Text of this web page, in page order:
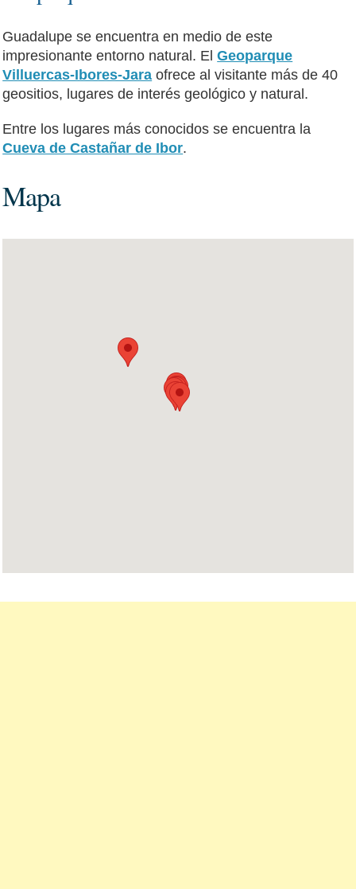
Guadalupe se encuentra en medio de este
impresionante entorno natural. ElGeoparque
Villuercas-Ibores-Jara ofrece al visitante más de 40
geositios, lugares de interés geológico y natural.
Entre los lugares más conocidos se encuentra la
Cueva de Castañar de Ibor.
Mapa